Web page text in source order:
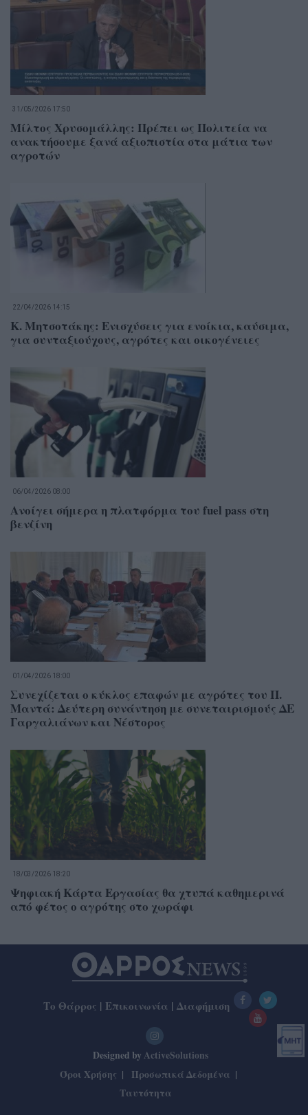
31/05/2026 17:50
Μίλτος Χρυσομάλλης: Πρέπει ως Πολιτεία να
ανακτήσουμε ξανά αξιοπιστία στα μάτια των
αγροτών
22/04/2026 14:15
Κ. Μητσοτάκης: Ενισχύσεις για ενοίκια, καύσιμα,
για συνταξιούχους, αγρότες και οικογένειες
06/04/2026 08:00
Ανοίγει σήμερα η πλατφόρμα του fuel pass στη
βενζίνη
01/04/2026 18:00
Συνεχίζεται ο κύκλος επαφών με αγρότες του Π.
Μαντά: Δεύτερη συνάντηση με συνεταιρισμούς ΔΕ
Γαργαλιάνων και Νέστορος
18/03/2026 18:20
Ψηφιακή Κάρτα Εργασίας θα χτυπά καθημερινά
από φέτος ο αγρότης στο χωράφι
Το Θάρρος | Επικοινωνία | Διαφήμιση
Designed by ActiveSolutions
Όροι Χρήσης
Προσωπικά Δεδομένα
Ταυτότητα